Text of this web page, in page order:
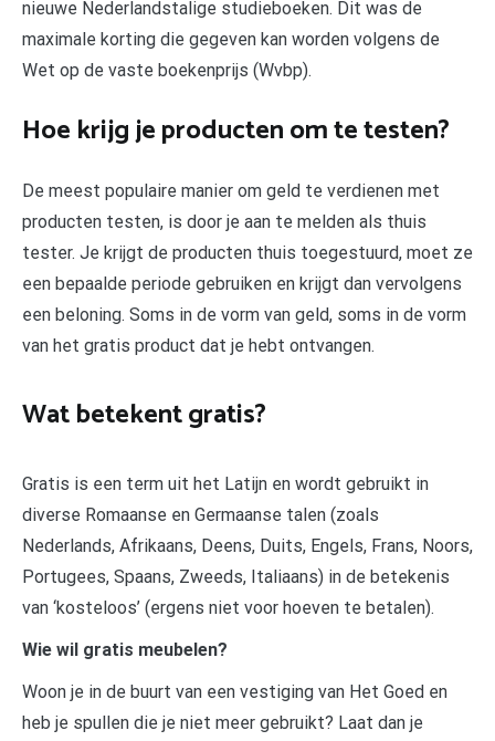
nieuwe Nederlandstalige studieboeken. Dit was de
maximale korting die gegeven kan worden volgens de
Wet op de vaste boekenprijs (Wvbp).
Hoe krijg je producten om te testen?
De meest populaire manier om geld te verdienen met
producten testen, is door je aan te melden als thuis
tester. Je krijgt de producten thuis toegestuurd, moet ze
een bepaalde periode gebruiken en krijgt dan vervolgens
een beloning. Soms in de vorm van geld, soms in de vorm
van het gratis product dat je hebt ontvangen.
Wat betekent gratis?
Gratis is een term uit het Latijn en wordt gebruikt in
diverse Romaanse en Germaanse talen (zoals
Nederlands, Afrikaans, Deens, Duits, Engels, Frans, Noors,
Portugees, Spaans, Zweeds, Italiaans) in de betekenis
van ‘kosteloos’ (ergens niet voor hoeven te betalen).
Wie wil gratis meubelen?
Woon je in de buurt van een vestiging van Het Goed en
heb je spullen die je niet meer gebruikt? Laat dan je